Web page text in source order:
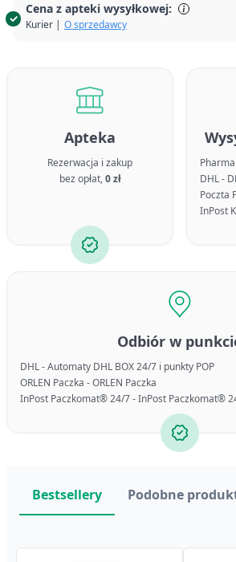
Cena z apteki wysyłkowej:
Kurier | O sprzedawcy
Apteka
Rezerwacja i zakup
bez opłat,0 zł
DHL -
Poczta
InPost
Odbiór w
DHL - Automaty DHL BOX 24/7 i punkty POP
ORLEN Paczka - ORLEN Paczka
InPost Paczkomat® 24/7 - InPost Paczkomat®
Bestsellery Podobne